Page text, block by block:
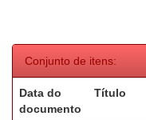
Conjunto de itens:
Data do
documento
Título